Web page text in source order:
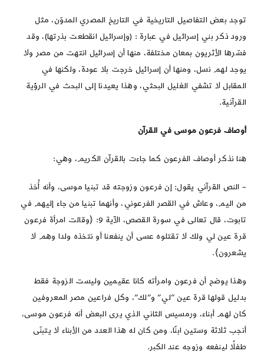
توجد بعض التفاصيل التاريخية في التاريخ المصري المدوّن، مثل
ورود ذكر بني إسرائيل في عبارة : (وإسرائيل انقطعت بذرتها)، وقد
فسّرها الأثريون بمعان مختلفة، منها أن إسرائيل انتهت من مصر ولا
يوجد لهم نسل، ومنها أن إسرائيل خرجت بلا عودة، ولكنها في
المقابل لا تشفي الغليل البحثي، وهذا يعيدنا إلى البحث في الرؤية
القرآنية.
أوصاف فرعون موسى في القرآن
هنا نذكر أوصاف الفرعون كما جاءت بالقرآن الكريم، وهي:
– النص القرآني يقول: إن فرعون وزوجته قد تبنيا موسى، وأنه أُخذ
من اليم، وعاش في القصر الفرعوني، وأنهما تبنيا من جاء إليهم في
تابوت، قال تعالى في سورة القصص، الآية 9: ﴿وقالت امرأة فرعون
قرة عين لي ولك لا تقتلوه عسى أن ينفعنا أو نتخذه ولدا وهم لا
يشعرون﴾.
وهذا يوضح أن فرعون وامرأته كانا عقيمين وليست الزوجة فقط
بدليل قولها قرة عين “لي” و”لك”، وكل فراعين مصر المعروفين
كان لهم أبناء، ورمسيس الثاني الذي يرى البعض أنه فرعون موسى،
أنجب ثلاثة وستين ابنًا، ومن كان له هذا العدد من الأبناء لا يتبنّى
طفلًا لينفعه وزوجه عند الكبر.